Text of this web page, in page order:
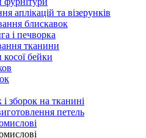
аплікацій та візерунків
блискавок
і печворка
тканини
бейки
зборок на тканині
петель